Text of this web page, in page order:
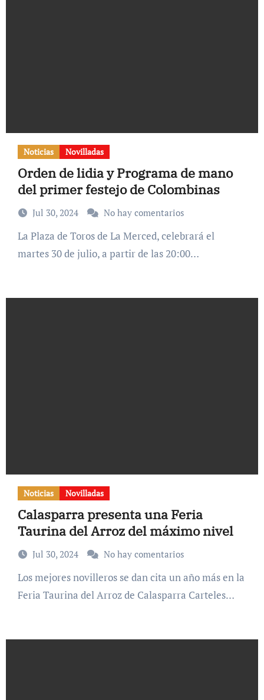
Noticias Novilladas
Orden de lidia y Programa de mano
del primer festejo de Colombinas
Jul 30, 2024 No hay comentarios
La Plaza de Toros de La Merced, celebrará el
martes 30 de julio, a partir de las 20:00…
Noticias Novilladas
Calasparra presenta una Feria
Taurina del Arroz del máximo nivel
Jul 30, 2024 No hay comentarios
Los mejores novilleros se dan cita un año más en la
Feria Taurina del Arroz de Calasparra Carteles…